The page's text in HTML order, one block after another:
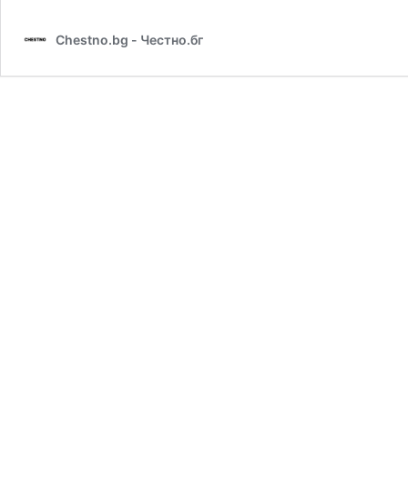
Chestno.bg - Честно.бг